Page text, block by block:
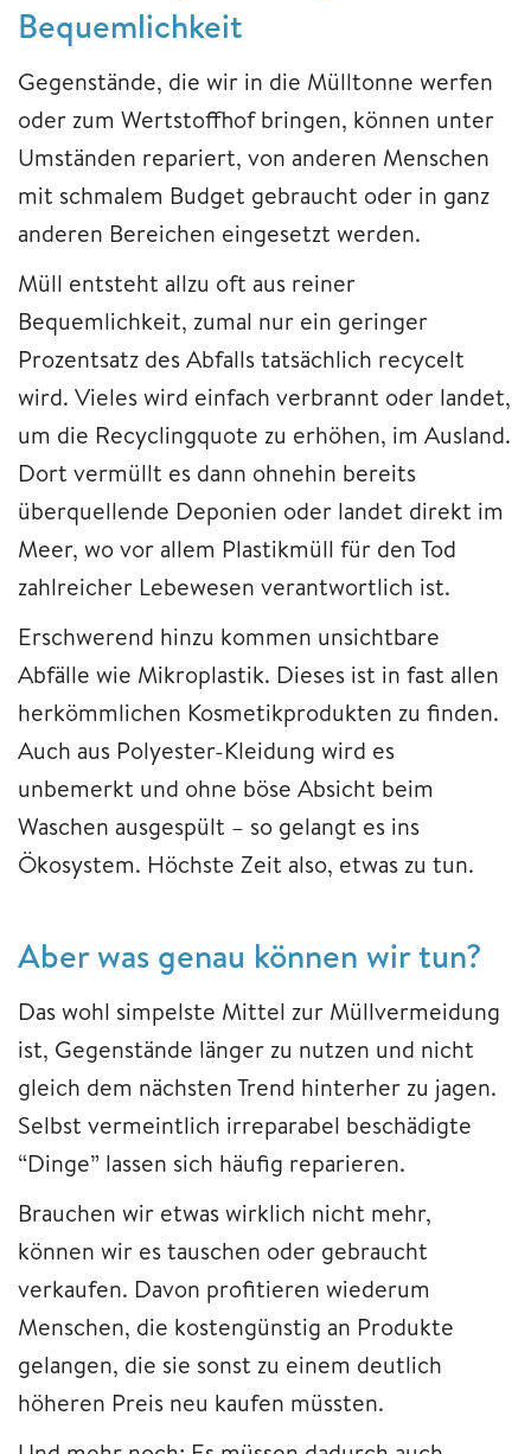
Bequemlichkeit
Gegenstände, die wir in die Mülltonne werfen
oder zum Wertstoffhof bringen, können unter
Umständen repariert, von anderen Menschen
mit schmalem Budget gebraucht oder in ganz
anderen Bereichen eingesetzt werden.
Müll entsteht allzu oft aus reiner
Bequemlichkeit, zumal nur ein geringer
Prozentsatz des Abfalls tatsächlich recycelt
wird. Vieles wird einfach verbrannt oder landet,
um die Recyclingquote zu erhöhen, im Ausland.
Dort vermüllt es dann ohnehin bereits
überquellende Deponien oder landet direkt im
Meer, wo vor allem Plastikmüll für den Tod
zahlreicher Lebewesen verantwortlich ist.
Erschwerend hinzu kommen unsichtbare
Abfälle wie Mikroplastik. Dieses ist in fast allen
herkömmlichen Kosmetikprodukten zu finden.
Auch aus Polyester-Kleidung wird es
unbemerkt und ohne böse Absicht beim
Waschen ausgespült – so gelangt es ins
Ökosystem. Höchste Zeit also, etwas zu tun.
Aber was genau können wir tun?
Das wohl simpelste Mittel zur Müllvermeidung
ist, Gegenstände länger zu nutzen und nicht
gleich dem nächsten Trend hinterher zu jagen.
Selbst vermeintlich irreparabel beschädigte
“Dinge” lassen sich häufig reparieren.
Brauchen wir etwas wirklich nicht mehr,
können wir es tauschen oder gebraucht
verkaufen. Davon profitieren wiederum
Menschen, die kostengünstig an Produkte
gelangen, die sie sonst zu einem deutlich
höheren Preis neu kaufen müssten.